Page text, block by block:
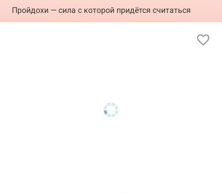
Пройдохи — сила с которой придётся считаться